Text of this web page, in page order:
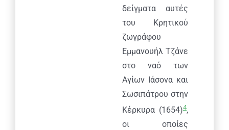
δείγματα αυτές
του Κρητικού
ζωγράφου
Εμμανουήλ Τζάνε
στο ναό των
Αγίων Ιάσονα και
Σωσιπάτρου στην
Κέρκυρα (1654)4,
οι οποίες